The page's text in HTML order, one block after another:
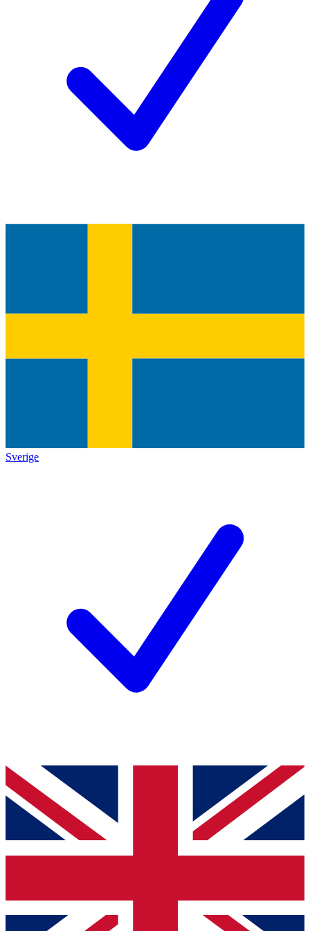
Sverige